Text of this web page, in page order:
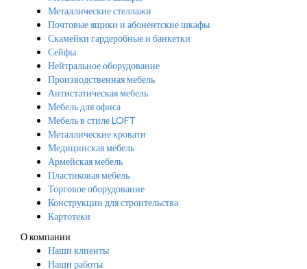
Металлические стеллажи
Почтовые ящики и абонентские шкафы
Скамейки гардеробные и банкетки
Сейфы
Нейтральное оборудование
Производственная мебель
Антистатическая мебель
Мебель для офиса
Мебель в стиле LOFT
Металлические кровати
Медицинская мебель
Армейская мебель
Пластиковая мебель
Торговое оборудование
Конструкции для строительства
Картотеки
О компании
Наши клиенты
Наши работы